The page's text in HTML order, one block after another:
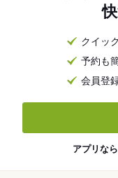
クイッ
予約も
会員登
アプリな